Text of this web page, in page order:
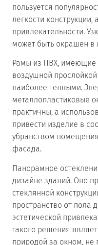
пользуется
легкости конструкции,
привлекательности.
может быть окрашен в
Рамы из ПВХ, имеющие
воздушной
наиболее теплыми.
металлопластиковые
практичны, а
привести изделие в
убранством
фасада.
Панорамное
дизайне зданий. Оно
стеклянной
пространство от пола
эстетической
такого решения
природой за окном, не